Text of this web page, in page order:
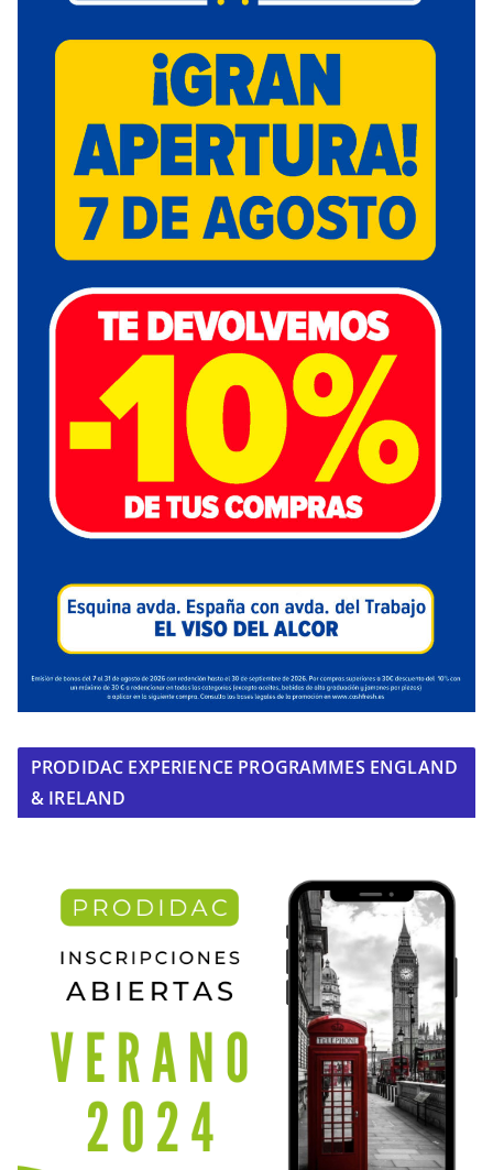
PRODIDAC EXPERIENCE PROGRAMMES ENGLAND
& IRELAND